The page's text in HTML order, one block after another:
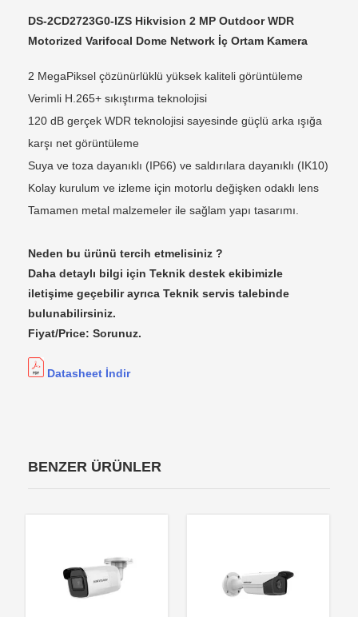
DS-2CD2723G0-IZS Hikvision 2 MP Outdoor WDR
Motorized Varifocal Dome Network İç Ortam Kamera
2 MegaPiksel çözünürlüklü yüksek kaliteli görüntüleme
Verimli H.265+ sıkıştırma teknolojisi
120 dB gerçek WDR teknolojisi sayesinde güçlü arka ışığa
karşı net görüntüleme
Suya ve toza dayanıklı (IP66) ve saldırılara dayanıklı (IK10)
Kolay kurulum ve izleme için motorlu değişken odaklı lens
Tamamen metal malzemeler ile sağlam yapı tasarımı.
Neden bu ürünü tercih etmelisiniz ?
Daha detaylı bilgi için Teknik destek ekibimizle
iletişime geçebilir ayrıca Teknik servis talebinde
bulunabilirsiniz.
Fiyat/Price: Sorunuz.
Datasheet İndir
BENZER ÜRÜNLER